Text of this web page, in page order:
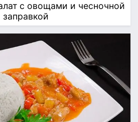
с овощами и чесночной
заправкой